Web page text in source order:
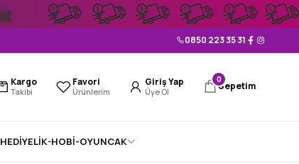
0850 223 35 31
Kargo
Takibi
Favori
Ürünlerim
Giriş Yap
Üye Ol
0
Sepetim
HEDİYELİK-HOBİ-OYUNCAK